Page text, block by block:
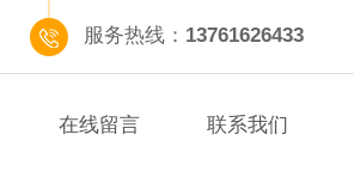
服务热线： 13761626433
在线留言 联系我们